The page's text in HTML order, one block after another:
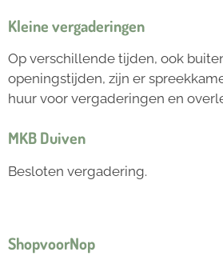
Kleine vergaderingen
Op verschillende tijden, ook
openingstijden, zijn er
huur voor vergaderingen en
MKB Duiven
Besloten vergadering.
ShopvoorNop